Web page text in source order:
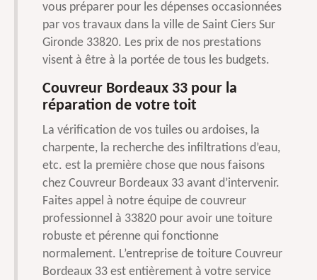
vous préparer pour les dépenses occasionnées
par vos travaux dans la ville de Saint Ciers Sur
Gironde 33820. Les prix de nos prestations
visent à être à la portée de tous les budgets.
Couvreur Bordeaux 33 pour la
réparation de votre toit
La vérification de vos tuiles ou ardoises, la
charpente, la recherche des infiltrations d’eau,
etc. est la première chose que nous faisons
chez Couvreur Bordeaux 33 avant d’intervenir.
Faites appel à notre équipe de couvreur
professionnel à 33820 pour avoir une toiture
robuste et pérenne qui fonctionne
normalement. L’entreprise de toiture Couvreur
Bordeaux 33 est entièrement à votre service